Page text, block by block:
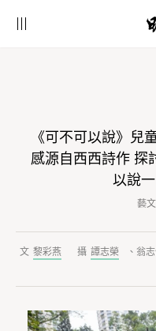
《可不可以說》兒
感源自西西詩作 探
以說
藝文
黎彩燕 譚志榮 、翁